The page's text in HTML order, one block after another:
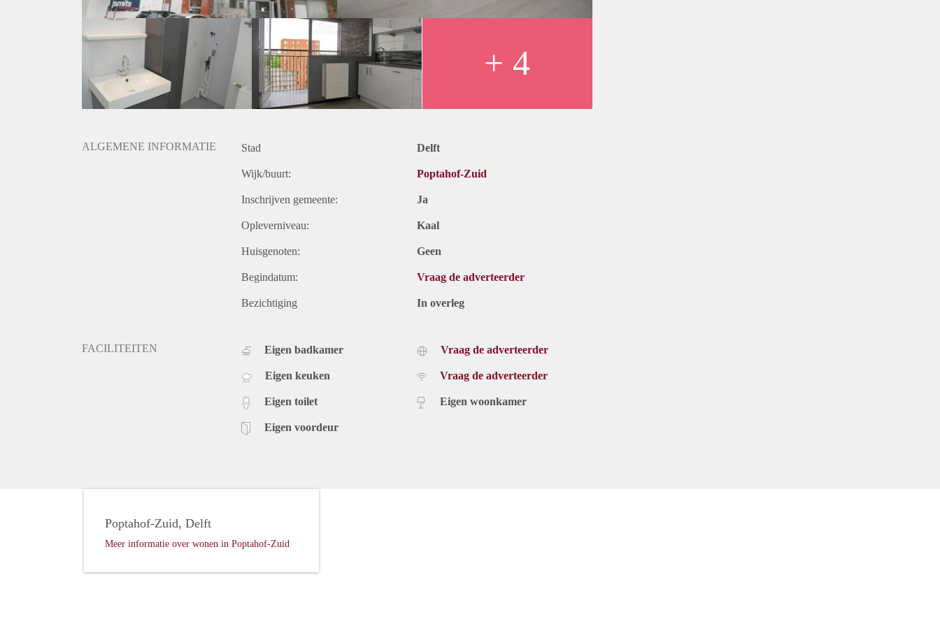
+ 4
ALGEMENE INFORMATIE Stad Delft
Wijk/buurt: Poptahof-Zuid
Inschrijven gemeente: Ja
Opleverniveau: Kaal
Huisgenoten: Geen
Begindatum: Vraag de adverteerder
Bezichtiging In overleg
FACILITEITEN Eigen badkamer
Eigen keuken
Eigen toilet
Eigen voordeur
Vraag de adverteerder
Vraag de adverteerder
Eigen woonkamer
Poptahof-Zuid, Delft
Meer informatie over wonen in Poptahof-Zuid